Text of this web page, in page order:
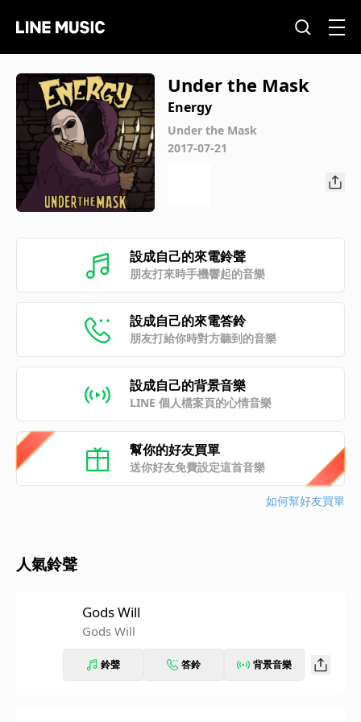
Under the Mask
Energy
Under the Mask
2017-07-21
設成自己的來電鈴聲
朋友打來時手機響起的音樂
設成自己的來電答鈴
朋友打給你時對方聽到的音樂
設成自己的背景音樂
LINE 個人檔案頁的心情音樂
幫你的好友買單
送你好友免費設定這首音樂
如何幫好友買單
人氣鈴聲
Gods Will
Gods Will
鈴聲 答鈴 背景音樂